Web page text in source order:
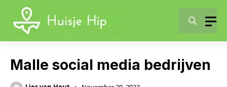
content
Malle social media bedrijven